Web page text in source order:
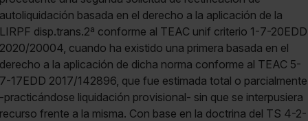
autoliquidación basada en el derecho a la aplicación de la
LIRPF disp.trans.2ª conforme al TEAC unif criterio 1-7-20EDD
2020/20004, cuando ha existido una primera basada en el
derecho a la aplicación de dicha norma conforme al TEAC 5-
7-17EDD 2017/142896, que fue estimada total o parcialmente
-practicándose liquidación provisional- sin que se interpusiera
recurso frente a la misma. Con base en la doctrina del TS 4-2-